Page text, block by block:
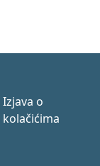
Izjava o
kolačićima